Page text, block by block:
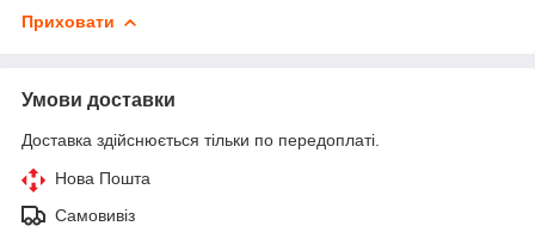
Приховати
Умови доставки
Доставка здійснюється тільки по передоплаті.
Нова Пошта
Самовивіз